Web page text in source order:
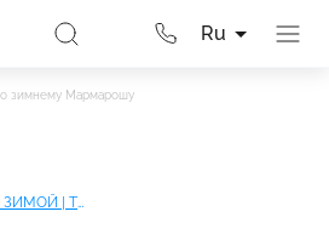
Ru
зимнему Мармарошу
ПОХОД ПО МАРМАРОСАМ ЗИМОЙ | ТРИ ВЕРШИНЫ